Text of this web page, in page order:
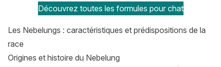
Découvrez toutes les formules pour chat
Les Nebelungs : caractéristiques et prédispositions de la
race
Origines et histoire du Nebelung